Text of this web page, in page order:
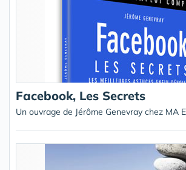
Facebook, Les Secrets
Un ouvrage de Jérôme Genevray chez MA